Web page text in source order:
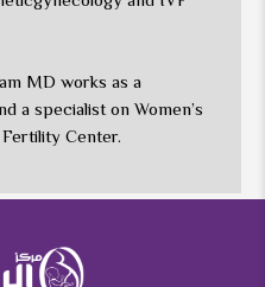
MD works as a
a specialist on Women’s
Center.